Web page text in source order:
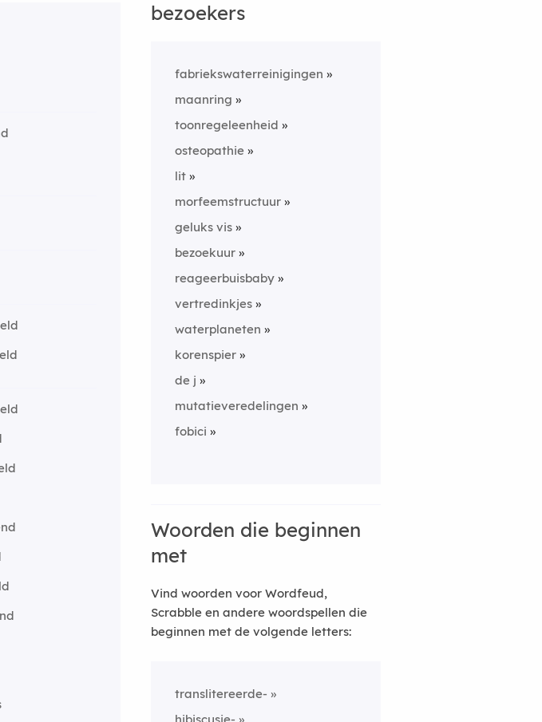
bezoekers
fabriekswaterreinigingen
maanring
toonregeleenheid
osteopathie
lit
morfeemstructuur
geluks vis
bezoekuur
reageerbuisbaby
vertredinkjes
waterplaneten
korenspier
de j
mutatieveredelingen
fobici
Woorden die beginnen
met
Vind woorden voor Wordfeud,
Scrabble en andere woordspellen die
beginnen met de volgende letters:
translitereerde-